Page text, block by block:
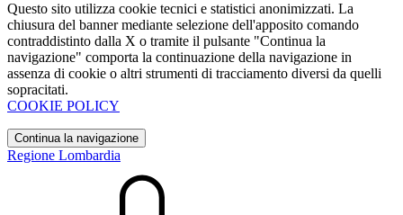
Questo sito utilizza cookie tecnici e statistici anonimizzati. La
chiusura del banner mediante selezione dell'apposito comando
contraddistinto dalla X o tramite il pulsante "Continua la
navigazione" comporta la continuazione della navigazione in
assenza di cookie o altri strumenti di tracciamento diversi da quelli
sopracitati.
COOKIE POLICY
Continua la navigazione
Regione Lombardia